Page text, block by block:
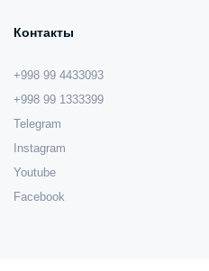
Контакты
+998 99 4433093
+998 99 1333399
Telegram
Instagram
Youtube
Facebook